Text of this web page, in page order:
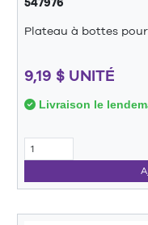
Plateau à bottes
9,19 $ UNITÉ
Livraison le